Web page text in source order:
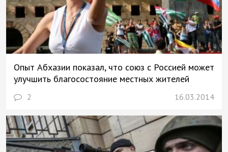
Опыт Абхазии показал, что союз с Россией может
улучшить благосостояние местных жителей
2 16.03.2014